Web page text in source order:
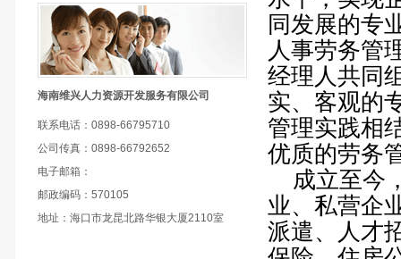
同发展的专
人事劳务管
经理人共同
实、客观的
管理实践相
优质的劳务
成立至今
业、私营企
派遣、人才
海南维兴人力资源开发服务有限公司
联系电话：0898-66795710
公司传真：0898-66792652
电子邮箱：
邮政编码：570105
地址：海口市龙昆北路华银大厦2110室